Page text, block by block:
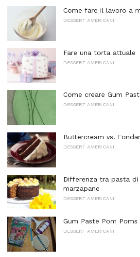
Come fare il lavoro a
DESSERT AMERICANI
Fare una torta attuale
DESSERT AMERICANI
Come creare Gum
DESSERT AMERICANI
Buttercream vs.
DESSERT AMERICANI
Differenza tra pasta di
marzapane
DESSERT AMERICANI
Gum Paste Pom Poms
DESSERT AMERICANI